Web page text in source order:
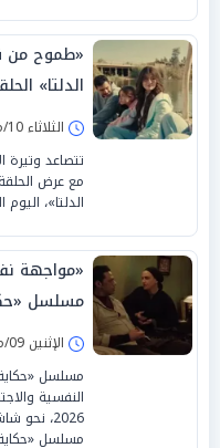
«طموح من
الدلتا»
الثلاثاء 10/مارس/2026 - 05:36 م
تتصاعد وتيرة
مع عرض
الدلتا»، اليوم
مسلسل
الإثنين 09/مارس/2026 - 04:23 م
مسلسل
2026،
مسلسل